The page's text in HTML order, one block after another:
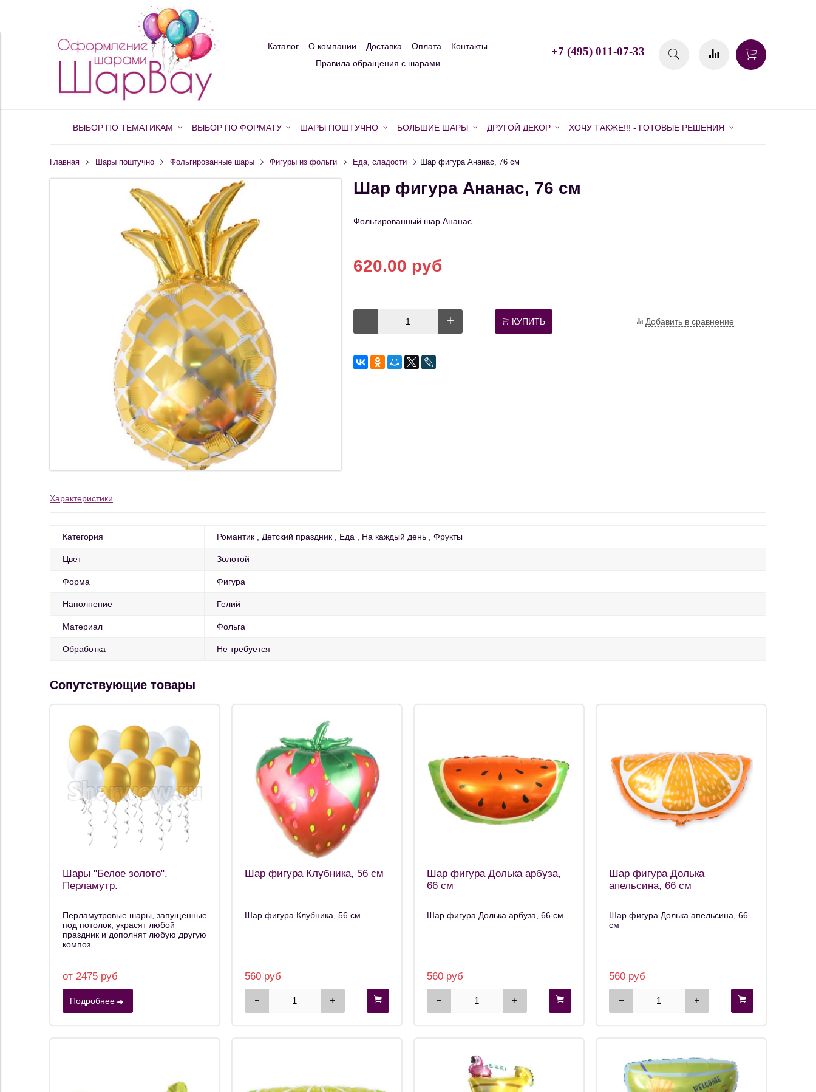
Каталог О компании Доставка Оплата
Контакты
Правила обращения с шарами
+7 (495) 011-07-33
ВЫБОР ПО ТЕМАТИКАМ ВЫБОР ПО ФОРМАТУ ШАРЫ ПОШТУЧНО БОЛЬШИЕ ШАРЫ ДРУГОЙ ДЕКОР ХОЧУ ТАКЖЕ!!! - ГОТОВЫЕ РЕШЕНИЯ
Главная Шары поштучно Фольгированные шары Фигуры из фольги Еда, сладости Шар фигура Ананас, 76 см
Шар фигура Ананас, 76 см
Фольгированный шар Ананас
620.00 руб
КУПИТЬ Добавить в сравнение
Характеристики
Категория Романтик Детский праздник Еда На каждый день Фрукты
Цвет Золотой
Форма Фигура
Наполнение Гелий
Материал Фольга
Обработка Не требуется
Сопутствующие товары
Шары "Белое золото".
Перламутр.
Перламутровые шары, запущенные
под потолок, украсят любой
праздник и дополнят любую другую
композ...
от 2475 руб
Подробнее
Шар фигура Клубника, 56 см
Шар фигура Клубника, 56 см
560 руб
Шар фигура Долька арбуза,
66 см
Шар фигура Долька арбуза, 66 см
560 руб
Шар фигура Долька
апельсина, 66 см
Шар фигура Долька апельсина, 66
см
560 руб